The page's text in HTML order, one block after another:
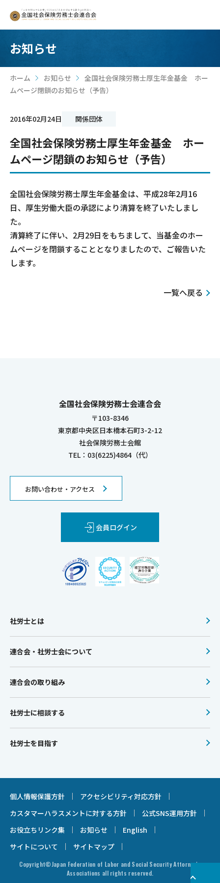
お知らせ
ホーム >
お知らせ >
全国社会保険労務士厚生年金基金 ホー
ムページ閉鎖のお知らせ（予告）
2016年02月24日 関係団体
全国社会保険労務士厚生年金基金 ホー
ムページ閉鎖のお知らせ（予告）
全国社会保険労務士厚生年金基金は、平成28年2月16
日、厚生労働大臣の承認により清算を終了いたしまし
た。
清算終了に伴い、2月29日をもちまして、当基金のホー
ムページを閉鎖することとなりましたので、ご報告いた
します。
一覧へ戻る
全国社会保険労務士会連合会
〒103-8346
東京都中央区日本橋本石町3-2-12
社会保険労務士会館
TEL：03(6225)4864（代）
お問い合わせ・アクセス
会員ログイン
社労士とは
連合会・社労士会について
連合会の取り組み
社労士に相談する
社労士を目指す
個人情報保護方針
アクセシビリティ対応方針
カスタマーハラスメントに対する方針
公式SNS運用方針
お役立ちリンク集
お知らせ
English
サイトについて
サイトマップ
Copyright©Japan Federation of Labor and Social Security Attorney's
Associations all rights reserved.